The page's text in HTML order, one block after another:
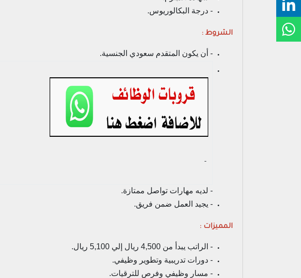
- درجة البكالوريوس.
الشروط :
- أن يكون المتقدم سعودي الجنسية.
- ‏
- لديه مهارات تواصل ممتازة.
- يجيد العمل ضمن فريق.
المميزات :
- الراتب يبدأ من 4,500 ريال إلي 5,100 ريال.
- دورات تدريبية وتطوير وظيفي.
- مسار وظيفي وفرص للترقيات.